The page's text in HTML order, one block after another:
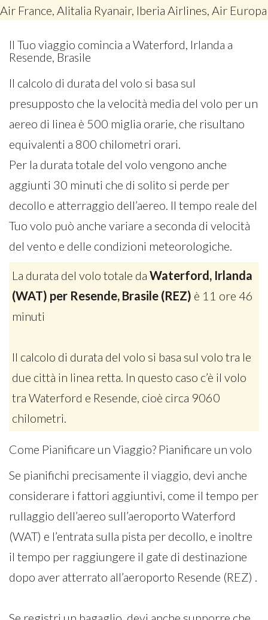
Air France, Alitalia Ryanair, Iberia Airlines, Air Europa
Il Tuo viaggio comincia a Waterford, Irlanda a
Resende, Brasile
Il calcolo di durata del volo si basa sul
presupposto che la velocità media del volo per un
aereo di linea è 500 miglia orarie, che risultano
equivalenti a 800 chilometri orari.
Per la durata totale del volo vengono anche
aggiunti 30 minuti che di solito si perde per
decollo e atterraggio dell’aereo. Il tempo reale del
Tuo volo può anche variare a seconda di velocità
del vento e delle condizioni meteorologiche.
La durata del volo totale da Waterford, Irlanda
(WAT) per Resende, Brasile (REZ) è 11 ore 46
minuti
Il calcolo di durata del volo si basa sul volo tra le
due città in linea retta. In questo caso c’è il volo
tra Waterford e Resende, cioè circa 9060
chilometri.
Come Pianificare un Viaggio? Pianificare un volo
Se pianifichi precisamente il viaggio, devi anche
considerare i fattori aggiuntivi, come il tempo per
rullaggio dell’aereo sull’aeroporto Waterford
(WAT) e l’entrata sulla pista per decollo, e inoltre
il tempo per raggiungere il gate di destinazione
dopo aver atterrato all’aeroporto Resende (REZ) .